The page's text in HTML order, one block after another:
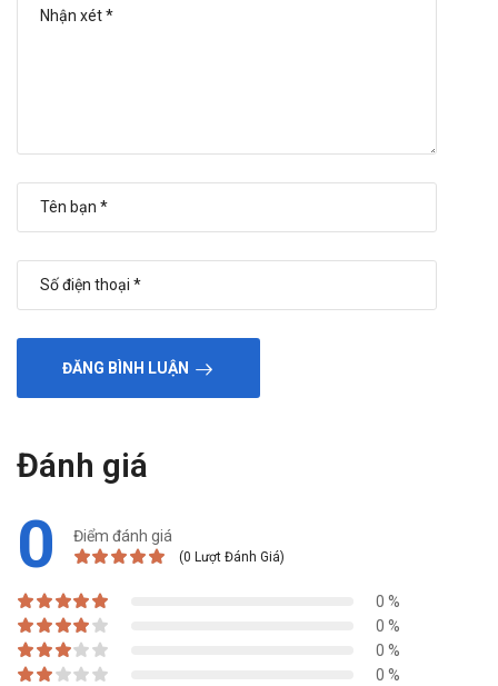
nâng cao chất lượng dịch vụ để có thể phục vụ Quý khách hàng
ĐĂNG BÌNH LUẬN
Đánh giá
0 Điểm đánh giá
(0 Lượt Đánh Giá)
0 %
0 %
0 %
0 %